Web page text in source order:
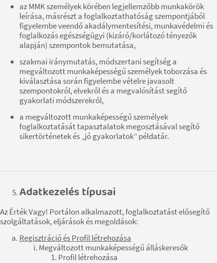
az MMK személyek körében legjellemzőbb munkakörök
leírása, másrészt a foglalkoztathatóság szempontjából
figyelembe veendő akadálymentesítési, munkavédelmi és
foglalkozás egészségügyi (kizáró/korlátozó tényezők
alapján) szempontok bemutatása,
szakmai iránymutatás, módszertani segítség a
megváltozott munkaképességű személyek toborzása és
kiválasztása során figyelembe vételre javasolt
szempontokról, elvekről és a megvalósítást segítő
gyakorlati módszerekről,
a megváltozott munkaképességű személyek
foglalkoztatását tapasztalatok megosztásával segítő
sikertörténetek és „jó gyakorlatok” példatár.
Adatkezelés típusai
Az Érték Vagy! Portálon alkalmazott, foglalkoztatást elősegítő
szolgáltatások, eljárások és megoldások:
Regisztráció és Profil létrehozása
Megváltozott munkaképességű álláskeresők
Profil létrehozása